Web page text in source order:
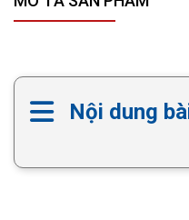
Nội dung